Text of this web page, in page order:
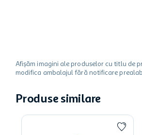
Afișăm imagini ale produselor cu titlu de
modifica ambalajul fără notificare
Produse similare